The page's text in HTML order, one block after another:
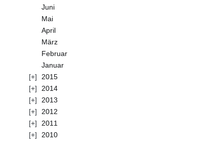
Juni
Mai
April
März
Februar
Januar
2015
2014
2013
2012
2011
2010